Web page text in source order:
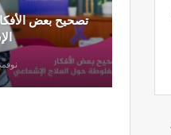
تصحيح بعض
نوفمبر